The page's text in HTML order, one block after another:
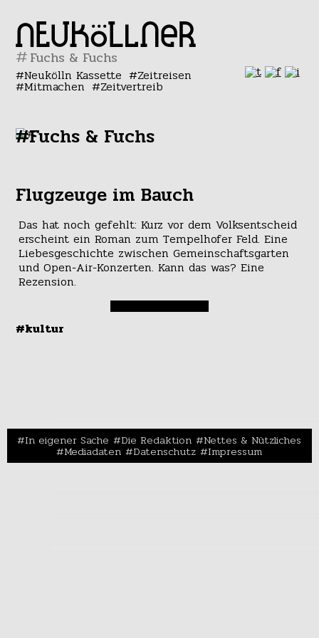
#
Neukölln Kassette Zeitreisen
Mitmachen Zeitvertreib
#Fuchs & Fuchs
Flugzeuge im Bauch
Das hat noch gefehlt: Kurz vor dem Volksentscheid
erscheint ein Roman zum Tempelhofer Feld. Eine
Liebesgeschichte zwischen Gemeinschaftsgarten
und Open-Air-Konzerten. Kann das was? Eine
Rezension.
#kultur
In eigener Sache Die Redaktion Nettes & Nützliches
Mediadaten Datenschutz Impressum